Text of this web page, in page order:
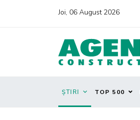
Joi, 06 August 2026
ȘTIRI TOP 500